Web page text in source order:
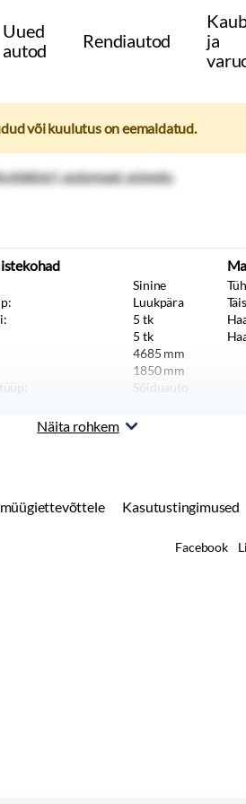
Uued
autod
Rendiautod
ja
või kuulutus on eemaldatud.
Sinine
Luukpära
5 tk
5 tk
4685 mm
1850mm
Sõiduauto
Näita rohkem
Kasutustingimused
Facebook